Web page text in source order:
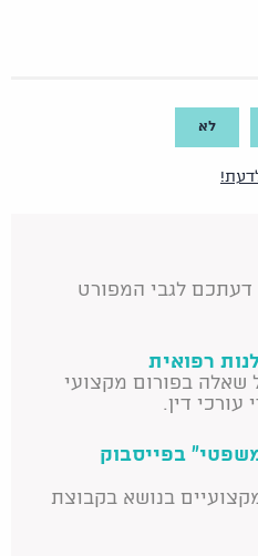
לא
לגבי המפורט
רפואית
שאלה בפורום מקצועי
עורכי דין.
בפייסבוק
בנושא בקבוצת